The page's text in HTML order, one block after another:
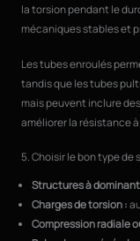
la torsion pendant le
mécaniques stables et
Les tubes enroulés
tandis que les tubes
mais peuvent inclure
améliorer la résistance
5. Choisir le bon type
Structures à
Charges de torsion :
Compression radiale